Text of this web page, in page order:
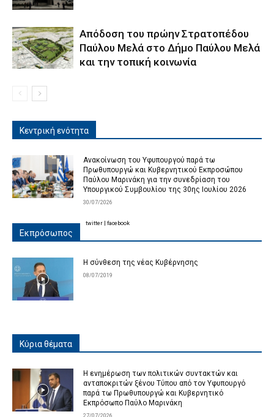
Απόδοση του πρώην Στρατοπέδου
Παύλου Μελά στο Δήμο Παύλου Μελά
και την τοπική κοινωνία
Κεντρική ενότητα
Ανακοίνωση του Υφυπουργού παρά τω
Πρωθυπουργώ και Κυβερνητικού Εκπροσώπου
Παύλου Μαρινάκη για την συνεδρίαση του
Υπουργικού Συμβουλίου της 30ης Ιουλίου 2026
30/07/2026
Εκπρόσωπος
Η σύνθεση της νέας Κυβέρνησης
08/07/2019
twitter facebook
Κύρια θέματα
Η ενημέρωση των πολιτικών συντακτών και
ανταποκριτών ξένου Τύπου από τον Υφυπουργό
παρά τω Πρωθυπουργώ και Κυβερνητικό
Εκπρόσωπο Παύλο Μαρινάκη
27/07/2026